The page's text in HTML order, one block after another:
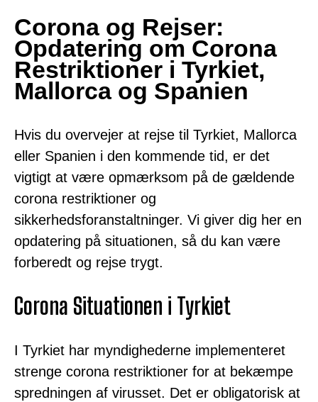
Corona og Rejser:
Opdatering om Corona
Restriktioner i Tyrkiet,
Mallorca og Spanien
Hvis du overvejer at rejse til Tyrkiet, Mallorca
eller Spanien i den kommende tid, er det
vigtigt at være opmærksom på de gældende
corona restriktioner og
sikkerhedsforanstaltninger. Vi giver dig her en
opdatering på situationen, så du kan være
forberedt og rejse trygt.
Corona Situationen i Tyrkiet
I Tyrkiet har myndighederne implementeret
strenge corona restriktioner for at bekæmpe
spredningen af virusset. Det er obligatorisk at